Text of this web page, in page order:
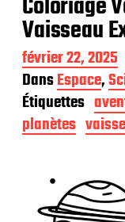
Vaisseau
D
a
t
e
d
e
février 22, 2025
DansEspace,
Étiquettes
planètes